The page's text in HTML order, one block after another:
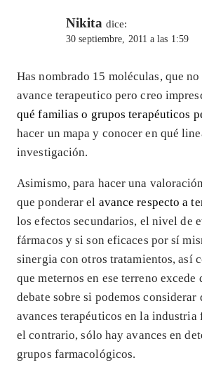
Nikita dice:
30 septiembre, 2011 a las 1:59
Has nombrado 15 moléculas, que no
avance terapeutico pero creo
qué familias o grupos terapéuticos
hacer un mapa y conocer en qué
investigación.
Asimismo, para hacer una
que ponderar el avance respecto a
los efectos secundarios, el nivel de
fármacos y si son eficaces por sí
sinergia con otros tratamientos, así
que meternos en ese terreno excede
debate sobre si podemos considerar
avances terapéuticos en la industria
el contrario, sólo hay avances en
grupos farmacológicos.